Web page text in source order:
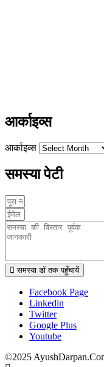
आर्काइव्स
आर्काइव्स
समस्या पेटी
समस्या डॉ तक पहुँचायें
Facebook Page
Linkedin
Twitter
Google Plus
Youtube
©2025